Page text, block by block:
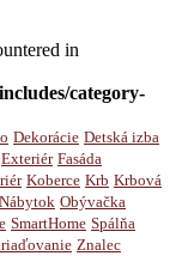
in
category-
Dekorácie Detská izba
Exteriér Fasáda
Koberce Krb Krbová
Nábytok Obývačka
SmartHome Spálňa
Znalec